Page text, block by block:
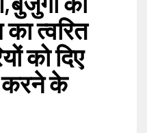
त्वरित
को दिए
करने के